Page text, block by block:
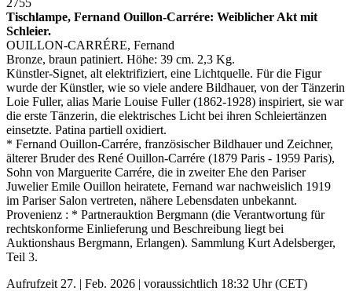
2755
Tischlampe, Fernand Ouillon-Carrére: Weiblicher Akt mit
Schleier.
OUILLON-CARRÉRE, Fernand
Bronze, braun patiniert. Höhe: 39 cm. 2,3 Kg.
Künstler-Signet, alt elektrifiziert, eine Lichtquelle. Für die Figur
wurde der Künstler, wie so viele andere Bildhauer, von der Tänzerin
Loie Fuller, alias Marie Louise Fuller (1862-1928) inspiriert, sie war
die erste Tänzerin, die elektrisches Licht bei ihren Schleiertänzen
einsetzte. Patina partiell oxidiert.
* Fernand Ouillon-Carrére, französischer Bildhauer und Zeichner,
älterer Bruder des René Ouillon-Carrére (1879 Paris - 1959 Paris),
Sohn von Marguerite Carrére, die in zweiter Ehe den Pariser
Juwelier Emile Ouillon heiratete, Fernand war nachweislich 1919
im Pariser Salon vertreten, nähere Lebensdaten unbekannt.
Provenienz : * Partnerauktion Bergmann (die Verantwortung für
rechtskonforme Einlieferung und Beschreibung liegt bei
Auktionshaus Bergmann, Erlangen). Sammlung Kurt Adelsberger,
Teil 3.
Aufrufzeit 27. | Feb. 2026 | voraussichtlich 18:32 Uhr (CET)